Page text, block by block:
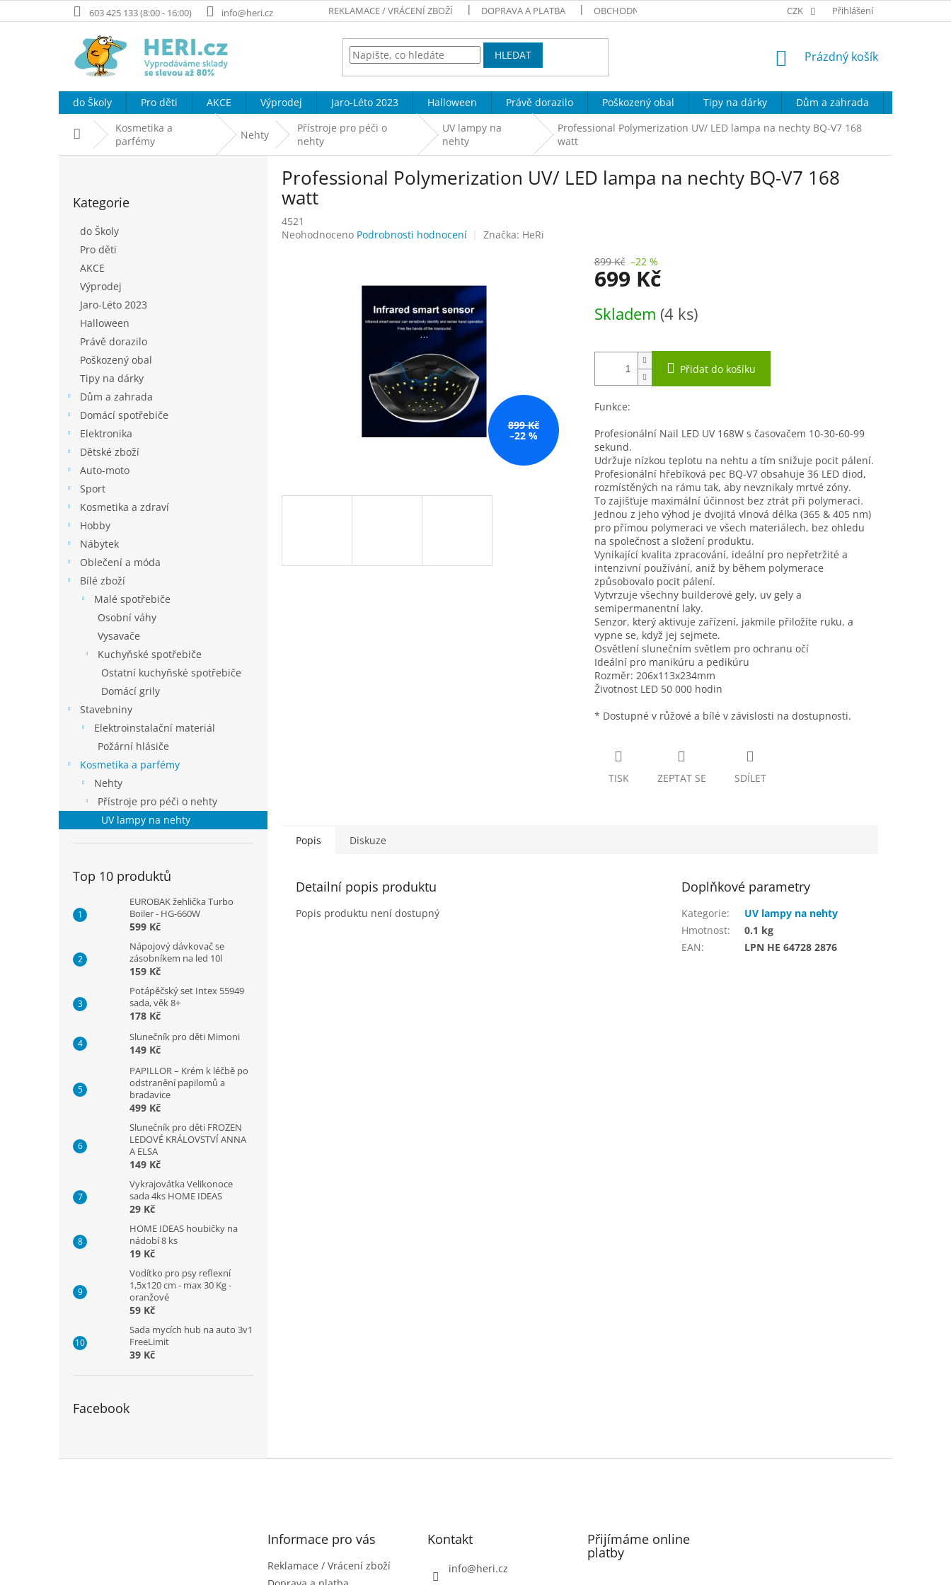
na
603 425 133 (8:00 - 16:00) info@heri.cz REKLAMACE / VRÁCENÍ ZBOŽÍ DOPRAVA A PLATBA OBCHODNÍ PODMÍNKY PODMÍNKY OCHRANY OSOBNÍCH
CZK Přihlášení
HLEDAT
NÁKUPNÍ
Prázdný košík
do Školy Pro děti AKCE Výprodej Jaro-Léto 2023 Halloween Právě dorazilo Poškozený obal Tipy na dárky Dům a zahrada
Domů Kosmetika a
parfémy
Nehty
Přístroje pro péči o
nehty
UV lampy na
nehty
Professional Polymerization UV/ LED lampa na nechty BQ-V7 168
watt
kategorie
Kategorie
do Školy
Pro děti
AKCE
Výprodej
Jaro-Léto 2023
Halloween
Právě dorazilo
Poškozený obal
Tipy na dárky
Dům a zahrada
Domácí spotřebiče
Elektronika
Dětské zboží
Auto-moto
Sport
Kosmetika a zdraví
Hobby
Nábytek
Oblečení a móda
Bílé zboží
Malé spotřebiče
Osobní váhy
Vysavače
Kuchyňské spotřebiče
Ostatní kuchyňské spotřebiče
Domácí grily
Stavebniny
Elektroinstalační materiál
Požární hlásiče
Kosmetika a parfémy
Nehty
Přístroje pro péči o nehty
UV lampy na nehty
Top 10 produktů
EUROBAK žehlička Turbo
Boiler - HG-660W
599 Kč
Nápojový dávkovač se
zásobníkem na led 10l
159 Kč
Potápěčský set Intex 55949
sada, věk 8+
178 Kč
Slunečník pro děti Mimoni
149 Kč
PAPILLOR – Krém k léčbě po
odstranění papilomů a
bradavice
499 Kč
Slunečník pro děti FROZEN
LEDOVÉ KRÁLOVSTVÍ ANNA
A ELSA
149 Kč
Vykrajovátka Velikonoce
sada 4ks HOME IDEAS
29 Kč
HOME IDEAS houbičky na
nádobí 8 ks
19 Kč
Vodítko pro psy reflexní
1,5x120 cm - max 30 Kg -
oranžové
59 Kč
Sada mycích hub na auto 3v1
FreeLimit
39 Kč
Facebook
Professional Polymerization UV/ LED lampa na nechty BQ-V7 168
watt
4521
Průměrné
Neohodnoceno Podrobnosti hodnocení Značka: HeRi
899 Kč
–22 %
899 Kč –22 %
699 Kč
cena:
Skladem (4 ks)
Přidat do košíku
Funkce:
Profesionální Nail LED UV 168W s časovačem 10-30-60-99
sekund.
Udržuje nízkou teplotu na nehtu a tím snižuje pocit pálení.
Profesionální hřebíková pec BQ-V7 obsahuje 36 LED diod,
rozmístěných na rámu tak, aby nevznikaly mrtvé zóny.
To zajišťuje maximální účinnost bez ztrát při polymeraci.
Jednou z jeho výhod je dvojitá vlnová délka (365 & 405 nm)
pro přímou polymeraci ve všech materiálech, bez ohledu
na společnost a složení produktu.
Vynikající kvalita zpracování, ideální pro nepřetržité a
intenzivní používání, aniž by během polymerace
způsobovalo pocit pálení.
Vytvrzuje všechny builderové gely, uv gely a
semipermanentní laky.
Senzor, který aktivuje zařízení, jakmile přiložíte ruku, a
vypne se, když jej sejmete.
Osvětlení slunečním světlem pro ochranu očí
Ideální pro manikúru a pedikúru
Rozměr: 206x113x234mm
Životnost LED 50 000 hodin
* Dostupné v růžové a bílé v závislosti na dostupnosti.
TISK ZEPTAT SE SDÍLET
Popis Diskuze
Detailní popis produktu
Popis produktu není dostupný
Doplňkové parametry
Kategorie:
UV lampy na nehty
Hmotnost:
0.1 kg
EAN: LPN HE 64728 2876
Informace pro vás
Reklamace / Vrácení zboží
Kontakt
info@heri.cz
Přijímáme online
platby